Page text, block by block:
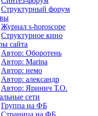
Структурный форум
Журнал s-horoscope
Структурное кино
сайта
Автор: Оборотень
Автор: Marina
Автор: немo
Автор: александр
Автор: Яринич Т.О.
сети
Группа на ФБ
Страница на ФБ